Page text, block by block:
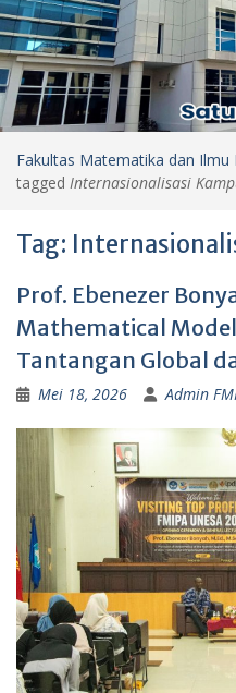
Fakultas Matematika dan Ilmu
tagged Internasionalisasi
Tag:
Prof. Ebenezer
Mathematical
Tantangan Global
Mei 18, 2026 Admin